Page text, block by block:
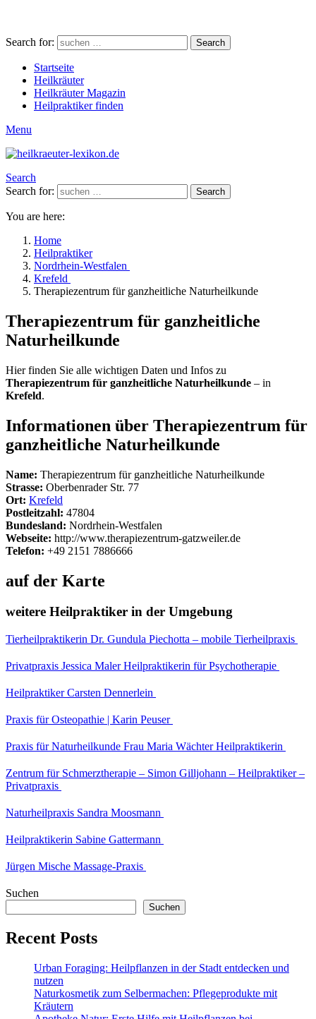
Search for: Search
Startseite
Heilkräuter
Heilkräuter Magazin
Heilpraktiker finden
Menu
Search
Search for:
Search
You are here:
Home
Heilpraktiker
Nordrhein-Westfalen
Krefeld
Therapiezentrum für ganzheitliche Naturheilkunde
Therapiezentrum für ganzheitliche
Naturheilkunde
Hier finden Sie alle wichtigen Daten und Infos zu
Therapiezentrum für ganzheitliche Naturheilkunde – in
Krefeld.
Informationen über Therapiezentrum für
ganzheitliche Naturheilkunde
Name: Therapiezentrum für ganzheitliche Naturheilkunde
Strasse: Oberbenrader Str. 77
Ort: Krefeld
Postleitzahl: 47804
Bundesland: Nordrhein-Westfalen
Webseite: http://www.therapiezentrum-gatzweiler.de
Telefon: +49 2151 7886666
auf der Karte
weitere Heilpraktiker in der Umgebung
Tierheilpraktikerin Dr. Gundula Piechotta – mobile Tierheilpraxis
Privatpraxis Jessica Maler Heilpraktikerin für Psychotherapie
Heilpraktiker Carsten Dennerlein
Praxis für Osteopathie | Karin Peuser
Praxis für Naturheilkunde Frau Maria Wächter Heilpraktikerin
Zentrum für Schmerztherapie – Simon Gilljohann – Heilpraktiker –
Privatpraxis
Naturheilpraxis Sandra Moosmann
Heilpraktikerin Sabine Gattermann
Jürgen Mische Massage-Praxis
Suchen
Suchen
Recent Posts
Urban Foraging: Heilpflanzen in der Stadt entdecken und
nutzen
Naturkosmetik zum Selbermachen: Pflegeprodukte mit
Kräutern